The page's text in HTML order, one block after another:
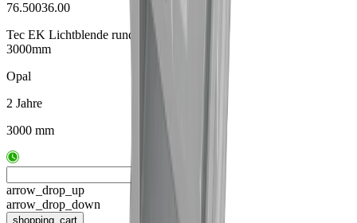
76.50036.00
Tec EK Lichtblende rund
3000mm
Opal
2 Jahre
3000 mm
arrow_drop_up
arrow_drop_down
shopping_cart